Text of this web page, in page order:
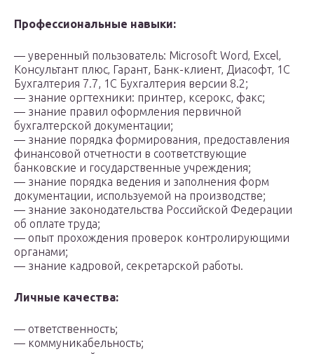
Профессиональные навыки:
— уверенный пользователь: Microsoft Word‚ Excel‚
Консультант плюс‚ Гарант, Банк-клиент‚ Диасофт‚ 1С
Бухгалтерия 7.7, 1С Бухгалтерия версии 8.2;
— знание оргтехники: принтер, ксерокс, факс;
— знание правил оформления первичной
бухгалтерской документации;
— знание порядка формирования, предоставления
финансовой отчетности в соответствующие
банковские и государственные учреждения;
— знание порядка ведения и заполнения форм
документации, используемой на производстве;
— знание законодательства Российской Федерации
об оплате труда;
— опыт прохождения проверок контролирующими
органами;
— знание кадровой, секретарской работы.
Личные качества:
— ответственность;
— коммуникабельность;